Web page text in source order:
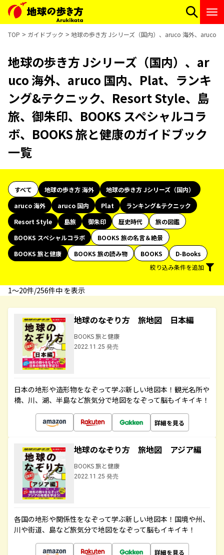
TOP ガイドブック 地球の歩き方 Jシリーズ（国内）、aruco 海外、aruco
地球の歩き方 Jシリーズ（国内）、ar
uco 海外、aruco 国内、Plat、ランキ
ング&テクニック、Resort Style、島
旅、御朱印、BOOKS スペシャルコラ
ボ、BOOKS 旅と健康のガイドブック
一覧
すべて 地球の歩き方 海外
地球の歩き方 Jシリーズ（国内）
aruco 海外
aruco 国内 Plat
ランキング&テクニック
Resort Style
島旅 御朱印 歴史時代
旅の図鑑
BOOKS スペシャルコラボ
BOOKS 旅の名言＆絶景
BOOKS 旅と健康
BOOKS 旅の読み物 BOOKS
D-Books
絞り込み条件を追加
1〜20件/256件中 を表示
地球のなぞり方 旅地図 日本編
BOOKS 旅と健康
2022.11.25 発売
日本の地形や造形物をなぞって学ぶ新しい地図本！観光名所や
橋、川、湖、半島など旅気分で地図をなぞって脳もイキイキ！
詳細を見る
地球のなぞり方 旅地図 アジア編
BOOKS 旅と健康
2022.11.25 発売
各国の地形や関係性をなぞって学ぶ新しい地図本！国境や州、
川や街道、島など旅気分で地図をなぞって脳もイキイキ！
詳細を見る